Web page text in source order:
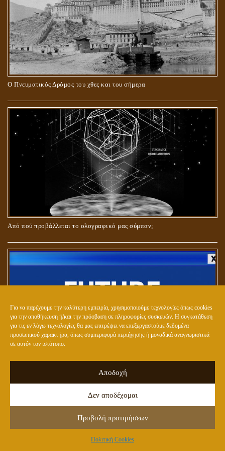
Για να παρέχουμε την καλύτερη εμπειρία, χρησιμοποιούμε τεχνολογίες όπως cookies
για την αποθήκευση ή/και την πρόσβαση σε πληροφορίες συσκευών. Η συγκατάθεση
για τις εν λόγω τεχνολογίες θα μας επιτρέψει να επεξεργαστούμε δεδομένα
προσωπικού χαρακτήρα, όπως συμπεριφορά περιήγησης ή μοναδικά αναγνωριστικά
σε αυτόν τον ιστότοπο.
Αποδοχή
Δεν αποδέχομαι
Προβολή προτιμήσεων
Πολιτική Cookies
Ο Πνευματικός Δρόμος του χθες και του σήμερα
Από πού προβάλλεται το ολογραφικό μας σύμπαν;
ΚΑΙ ΜΕ ΕΝΑΡΕΤΗ ΖΩΗ;
ΑΓΑΠΗ: ΚΑΤΑΣΤΑΣΗ Ή ΣΥΝΑΙΣΘΗΜΑ?
Η ΕΠΑΦΗ ΜΕ ΤΟ ΠΝΕΥΜΑ